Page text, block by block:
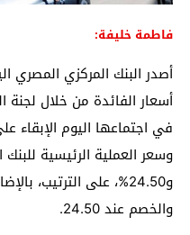
فاطمة خليفة:
أصدر البنك المركزي المصري
أسعار الفائدة من خلال لجنة
في اجتماعها اليوم الإبقاء
و24.50%، على الترتيب،
والخصم عند 24.50.